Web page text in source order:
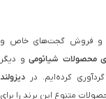
و فروش گجت‌های خاص و
محصولات شیائومی و دیگر
کرده‌ایم. در دیزولند
متنوع این برند را برای